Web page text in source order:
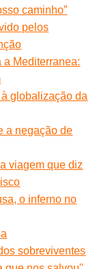
caminho”
pelos
a Mediterranea:
globalização da
a negação de
viagem que diz
o inferno no
sobreviventes